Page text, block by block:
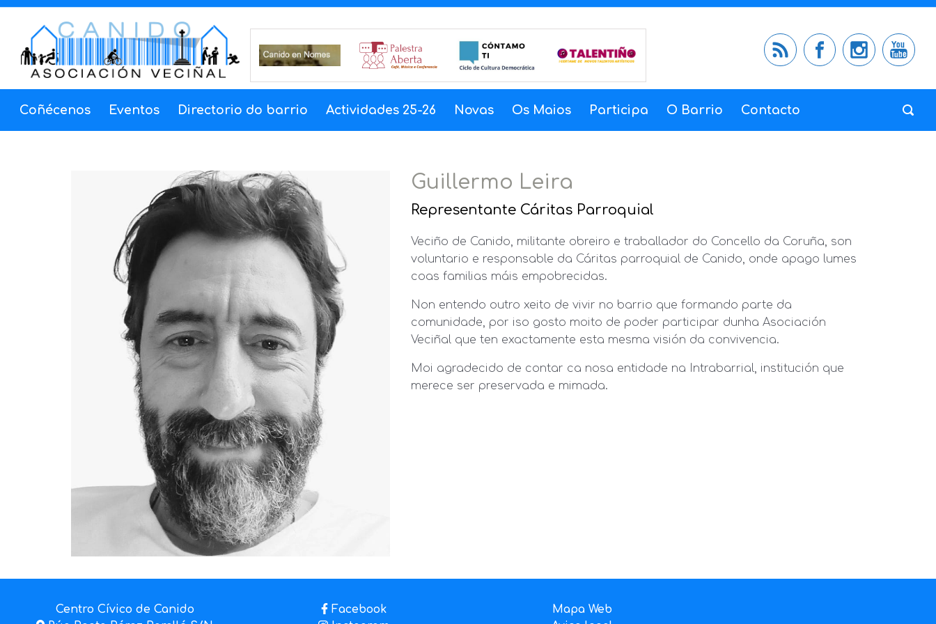
Saltar al contenido principal
Coñécenos Eventos Directorio do barrio Actividades 25-26 Novas Os Maios Participa O Barrio Contacto
Guillermo Leira
Representante Cáritas Parroquial
Veciño de Canido, militante obreiro e traballador do Concello da Coruña, son
voluntario e responsable da Cáritas parroquial de Canido, onde apago lumes
coas familias máis empobrecidas.
Non entendo outro xeito de vivir no barrio que formando parte da
comunidade, por iso gosto moito de poder participar dunha Asociación
Veciñal que ten exactamente esta mesma visión da convivencia.
Moi agradecido de contar ca nosa entidade na Intrabarrial, institución que
merece ser preservada e mimada.
Centro Cívico de Canido
Facebook
Mapa Web